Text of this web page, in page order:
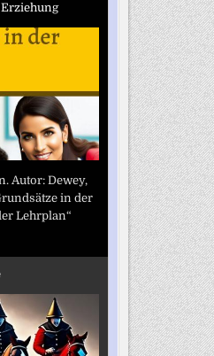
Autor: Dewey,
in der
Lehrplan“